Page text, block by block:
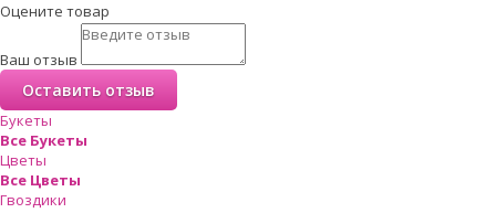
Оцените товар
Ваш отзыв
Букеты
Все Букеты
Цветы
Все Цветы
Гвоздики